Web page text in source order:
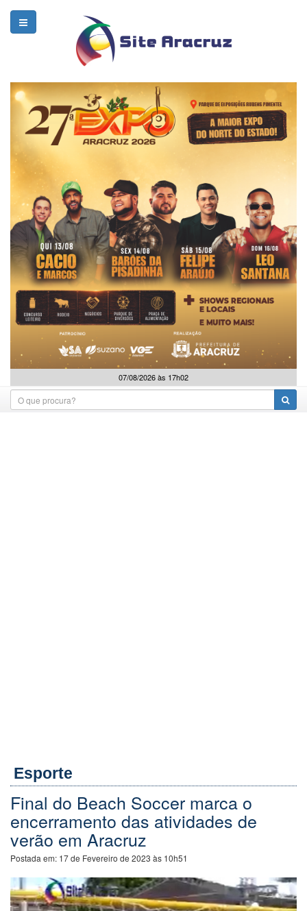
07/08/2026 às 17h02
Esporte
Final do Beach Soccer marca o
encerramento das atividades de
verão em Aracruz
Postada em: 17 de Fevereiro de 2023 às 10h51